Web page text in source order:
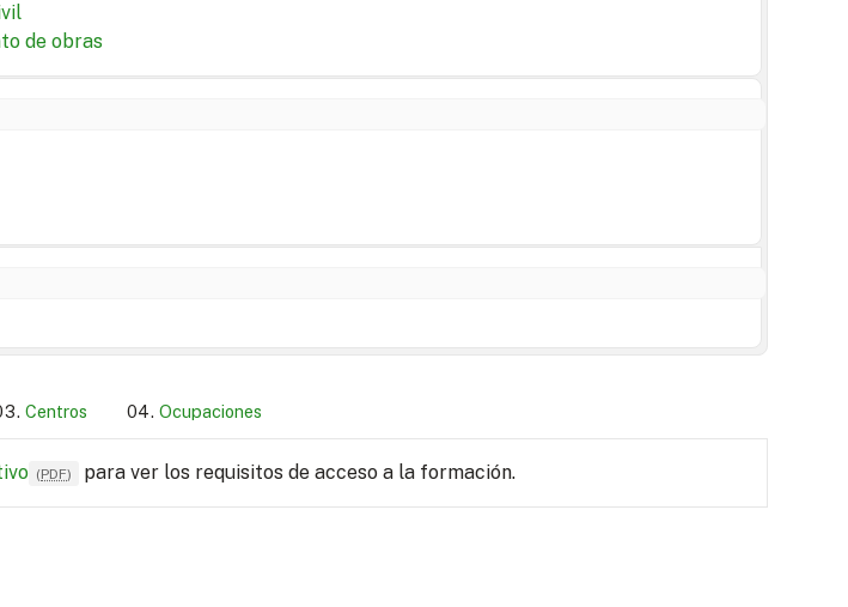
de obras
Centros Ocupaciones
(PDF) para ver los requisitos de acceso a la formación.